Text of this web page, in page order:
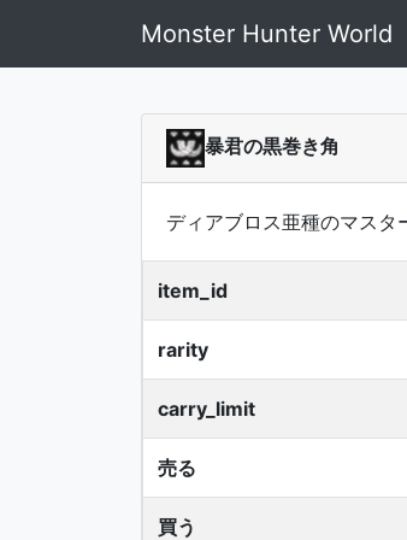
Monster Hunter World
暴君の黒巻き角
ディアブロス亜種のマスタ
item_id
rarity
carry_limit
売る
買う